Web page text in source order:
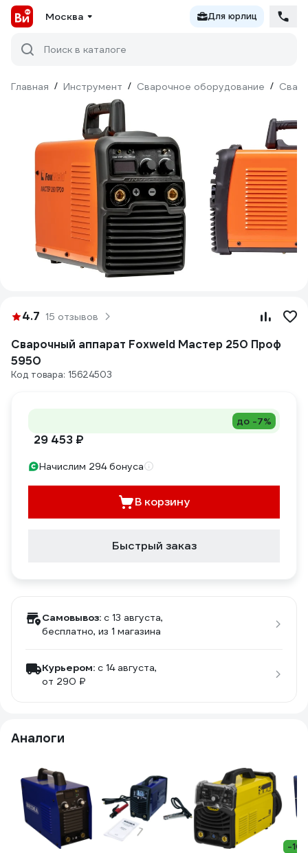
Москва Для юрлиц
Поиск в каталоге
Главная / Инструмент / Сварочное оборудование /
4.7 15 отзывов
Сварочный аппарат Foxweld Мастер 250 Проф
5950
Код товара: 15624503
до -7%
29 453 ₽
Начислим 294 бонуса
В корзину
Быстрый заказ
Самовывоз: c 13 августа,
бесплатно, из 1 магазина
Курьером: c 14 августа,
от 290 ₽
Аналоги
-